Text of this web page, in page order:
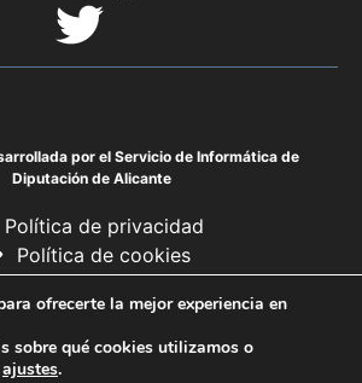
por el Servicio de Informática de
Diputación de Alicante
Política de privacidad
Política de cookies
Avís legal
Mapa web
ofrecerte la mejor experiencia en
sobre qué cookies utilizamos o
ajustes.